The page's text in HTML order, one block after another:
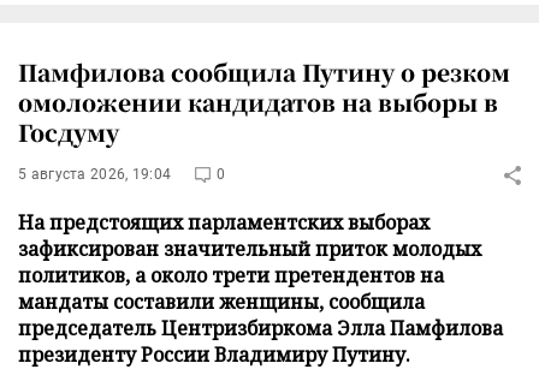
Памфилова сообщила Путину о резком
омоложении кандидатов на выборы в
Госдуму
5 августа 2026, 19:04 0
На предстоящих парламентских выборах
зафиксирован значительный приток молодых
политиков, а около трети претендентов на
мандаты составили женщины, сообщила
председатель Центризбиркома Элла Памфилова
президенту России Владимиру Путину.